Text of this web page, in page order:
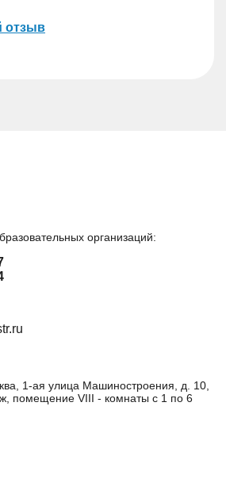
отзыв
организаций:
1-ая улица Машиностроения, д. 10,
помещение VIII - комнаты с 1 по 6